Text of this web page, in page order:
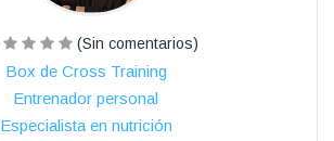
(Sin comentarios)
Box de Cross Training
Entrenador personal
Especialista en nutrición